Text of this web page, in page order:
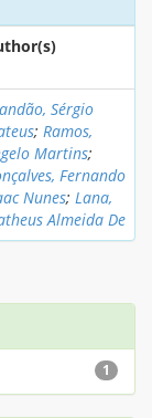
Sérgio
; Ramos,
Martins;
Fernando
Nunes; Lana,
Almeida De
1